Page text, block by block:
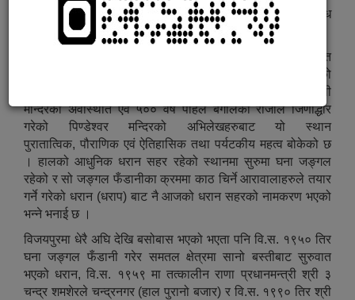
कोशी प्रदेशमा अवस्थित धरान, नेपालकै एक सुन्दर तथा विविध
सांस्कृतिक विविधता भएको सहर हो । यो सुनसरी जिल्लामा पर्दछ ।
महाभारतकालीन ईतिहास बोकेको र पछिल्लो समयमा किरात
राजधानीको रुपमा रहेको विजयपुर धरान नगरको शिर हो । विजयपुरको
ईतिहास खोतल्दा सतिदेविको दन्त पतन भएको किम्वदन्ति र दन्तकाली
मन्दिरको अवस्थिति एवं ५०० वर्ष पहिले बंगालका राजाले जिर्णोद्धार
गरेको पिण्डेश्वर मन्दिरको अभिलेखहरुबाट यो स्थान
पुरातात्विक, पौराणिक एवं ऐतिहासिक तथा पर्यटकीय महत्व बोकेको छ
। हालको आधुनिक धरान सहर रहेको स्थानमा सुरुमा घना जङ्गल
रहेको र सो जङ्गल फँडानीका क्रममा काठ चिर्ने आरावालाहरुले तयार
गर्ने गरेको धरान (धराप) बाट नै आजको धरान सहरको नामकरण भएको
भन्ने भनाई छ ।
विजयपुरमा धेरै अघि देखि बसोबास भएको भएता पनि वि.स. १९५० तिर
घना जङ्गल फँडानी गरेर समतल क्षेत्रमा सानो बस्तीबाट सुरुवात
भएको धरान, वि.स. १९५९ मा तत्कालीन राणा प्रधानमन्त्री श्री ३
चन्द्र शमशेरले चन्द्रनगर (हाल पुरानो बजार) र वि.स. १९९० तिर श्री